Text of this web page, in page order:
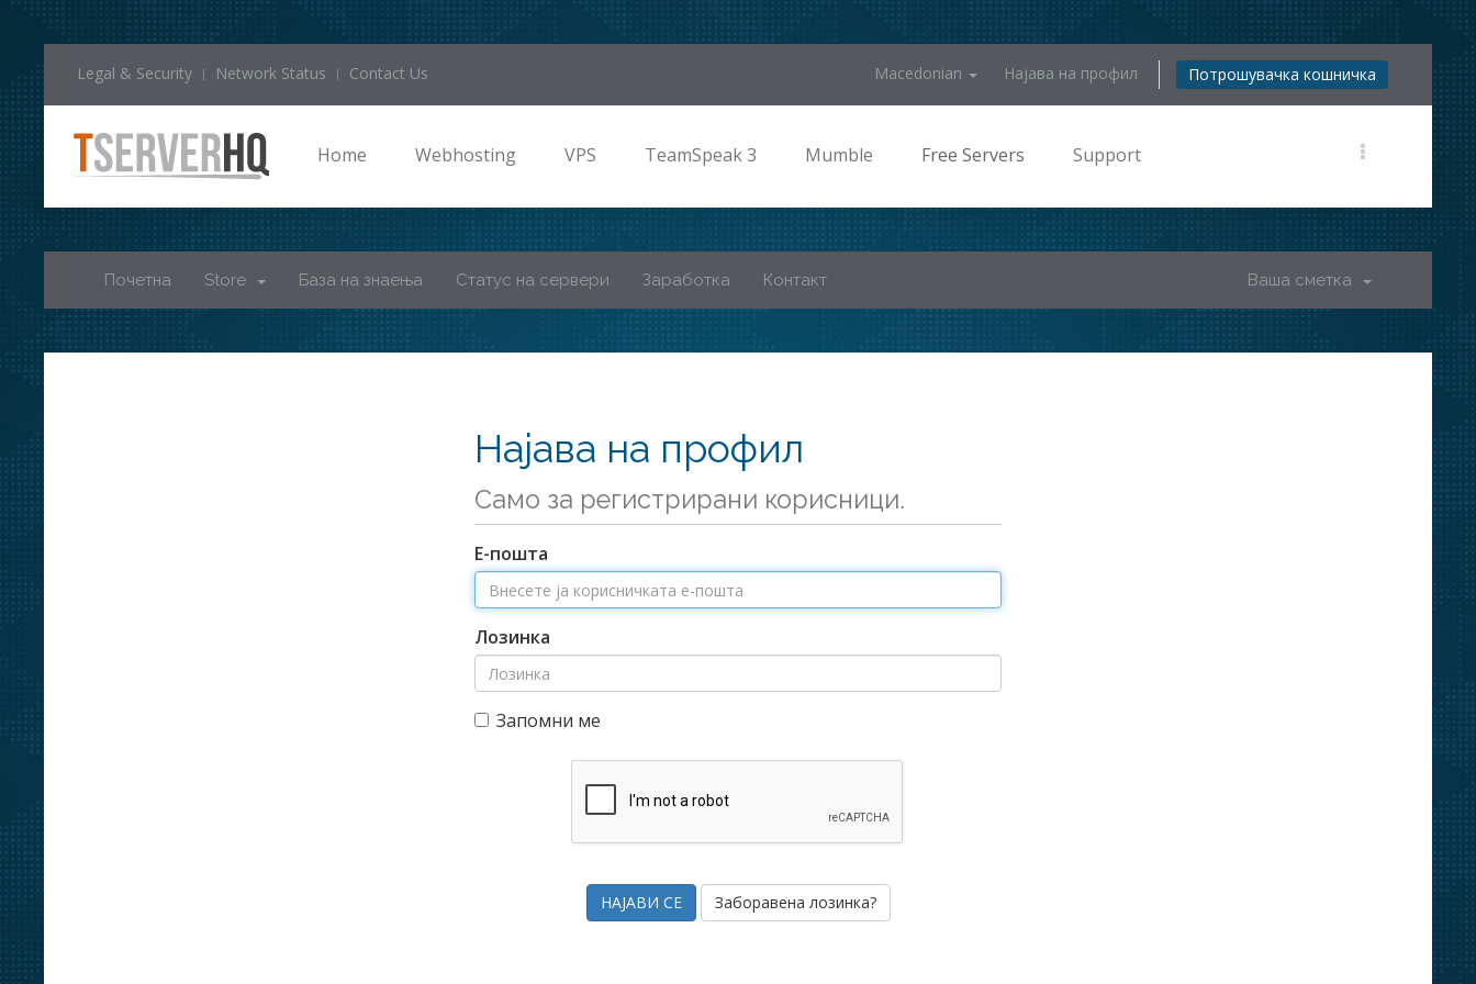
Legal & Security Network Status Contact Us Macedonian Најава на профил Потрошувачка кошничка
Home Webhosting VPS TeamSpeak 3 Mumble Free Servers Support
Почетна Store База на знаења Статус на сервери Заработка Контакт Ваша сметка
Најава на профил
Само за регистрирани корисници.
Е-пошта
Лозинка
Запомни ме
Заборавена лозинка?